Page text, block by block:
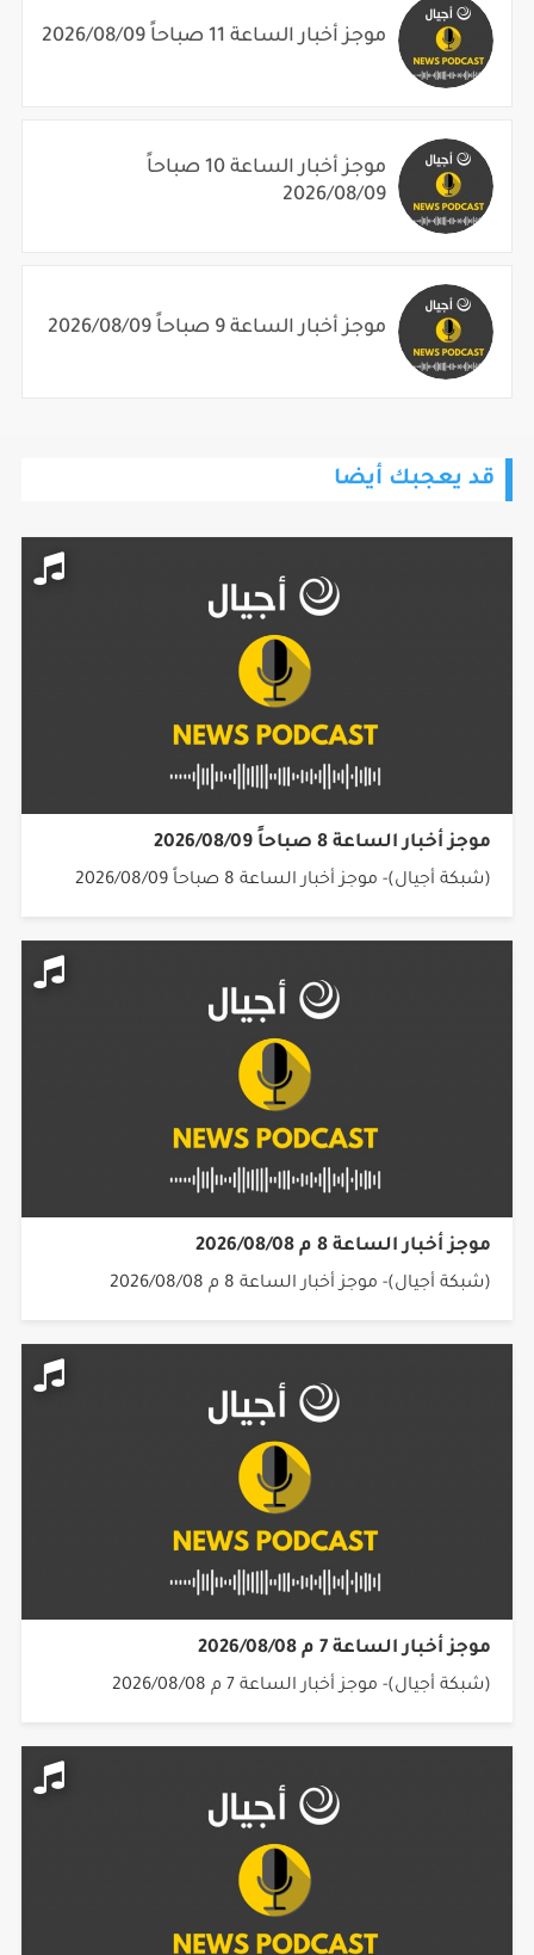
موجز أخبار الساعة 11 صباحاً 2026/08/09
موجز أخبار الساعة 10 صباحاً
2026/08/09
موجز أخبار الساعة 9 صباحاً 2026/08/09
قد يعجبك أيضا
موجز أخبار الساعة 8 صباحاً 2026/08/09
(شبكة أجيال)- موجز أخبار الساعة 8 صباحاً 2026/08/09
موجز أخبار الساعة 8 م 2026/08/08
(شبكة أجيال)- موجز أخبار الساعة 8 م 2026/08/08
موجز أخبار الساعة 7 م 2026/08/08
(شبكة أجيال)- موجز أخبار الساعة 7 م 2026/08/08